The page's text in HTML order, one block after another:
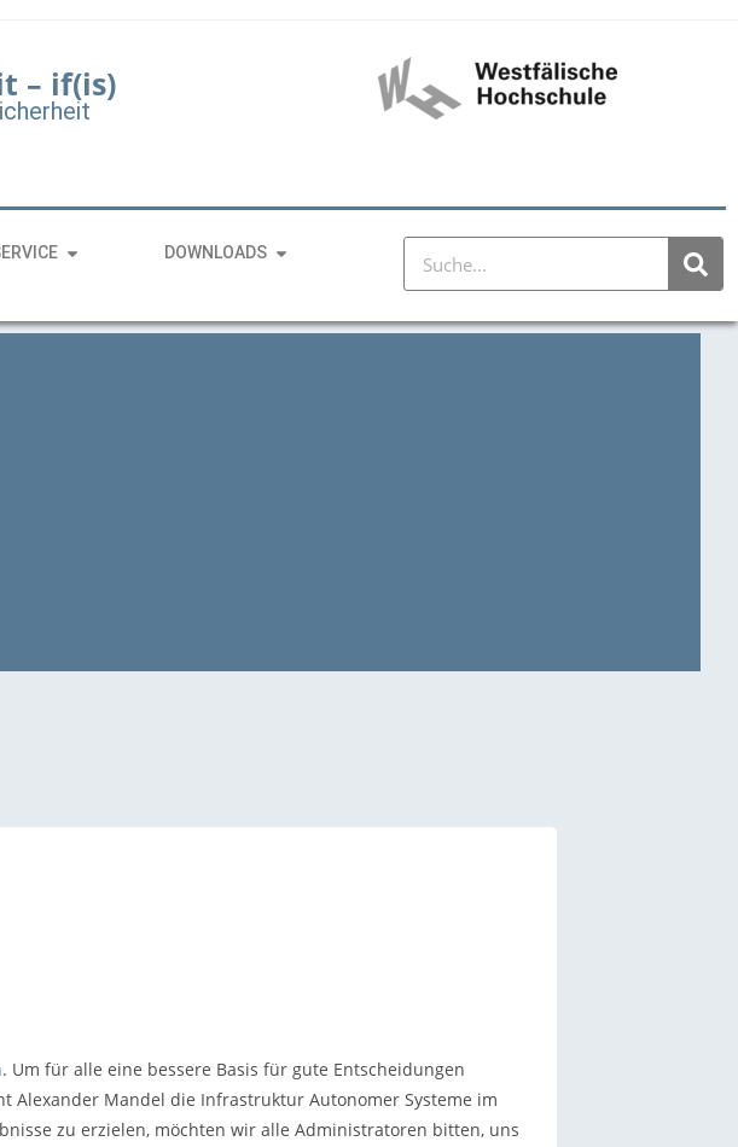
– if(is)
DOWNLOADS
. Um für alle eine bessere Basis für gute Entscheidungen
Mandel die Infrastruktur Autonomer Systeme im
zu erzielen, möchten wir alle Administratoren bitten, uns